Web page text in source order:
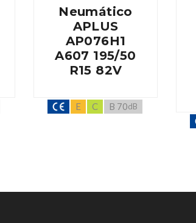
Neumático
APLUS
AP076H1
A607 195/50
R15 82V
E C B 70dB